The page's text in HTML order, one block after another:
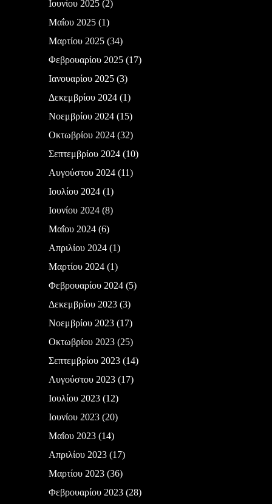
Ιουνίου 2025(2)
Μαΐου 2025(1)
Μαρτίου 2025(34)
Φεβρουαρίου 2025(17)
Ιανουαρίου 2025(3)
Δεκεμβρίου 2024(1)
Νοεμβρίου 2024(15)
Οκτωβρίου 2024(32)
Σεπτεμβρίου 2024(10)
Αυγούστου 2024(11)
Ιουλίου 2024(1)
Ιουνίου 2024(8)
Μαΐου 2024(6)
Απριλίου 2024(1)
Μαρτίου 2024(1)
Φεβρουαρίου 2024(5)
Δεκεμβρίου 2023(3)
Νοεμβρίου 2023(17)
Οκτωβρίου 2023(25)
Σεπτεμβρίου 2023(14)
Αυγούστου 2023(17)
Ιουλίου 2023(12)
Ιουνίου 2023(20)
Μαΐου 2023(14)
Απριλίου 2023(17)
Μαρτίου 2023(36)
Φεβρουαρίου 2023(28)